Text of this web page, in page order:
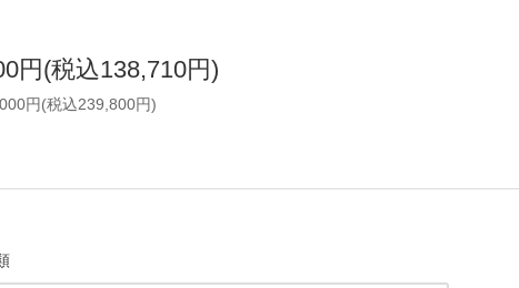
円(税込138,710円)
円(税込239,800円)